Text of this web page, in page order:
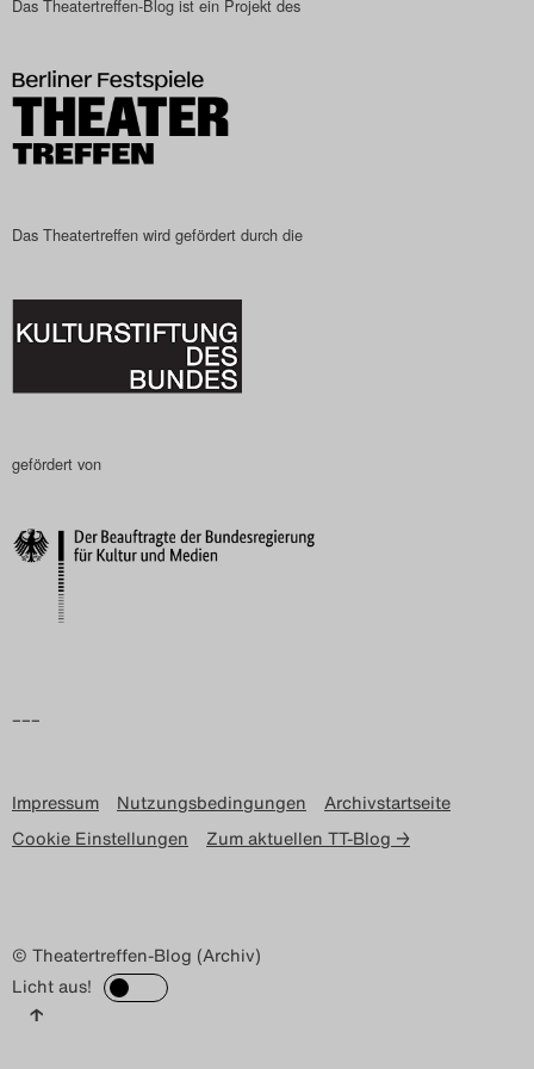
Das Theatertreffen-Blog
Das Theatertreffen-Blog
2025
Das Theatertreffen-Blog
Archiv
Nutzungsbedingungen
Das Theatertreffen-Blog ist ein Projekt des
Das Theatertreffen wird gefördert durch die
gefördert von
–––
Impressum Nutzungsbedingungen
Archivstartseite
Cookie Einstellungen
Zum aktuellen TT-Blog →
© Theatertreffen-Blog (Archiv)
Licht aus!
↑